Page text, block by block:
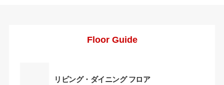
Floor Guide
リビング・ダイニング フロア